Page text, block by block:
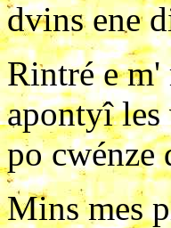
dvins ene
Rintré e
apontyî les
po cwénze
Mins mes